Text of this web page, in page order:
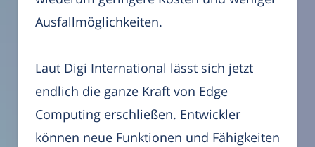
Ausfallmöglichkeiten.
Laut Digi International lässt sich jetzt
endlich die ganze Kraft von Edge
Computing erschließen. Entwickler
können neue Funktionen und Fähigkeiten